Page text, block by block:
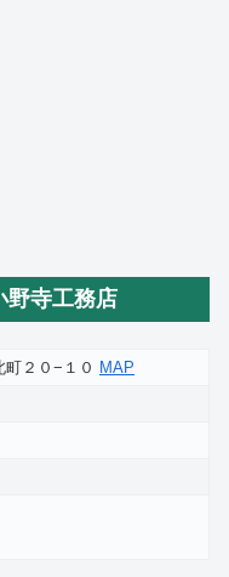
野寺工務店
町２０−１０ MAP